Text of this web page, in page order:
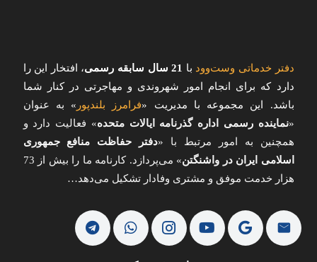
دفتر خدماتی وست‌وود با 21 سال سابقه رسمی
، افتخار این را
دارد که برای انجام امور شهروندی و مهاجرتی در کنار شما
باشد. این مجموعه با مدیریت «فرامرز بلندپور » به عنوان
«نماینده رسمی اداره گذرنامه ایالات متحده» فعالیت دارد و
همچنین به امور مرتبط با «دفتر حفاظت منافع جمهوری
اسلامی ایران در واشنگتن
» می‌پردازد. کارنامه ما را بیش از 73
هزار خدمت موفق و مشتری وفادار تشکیل می‌دهد…